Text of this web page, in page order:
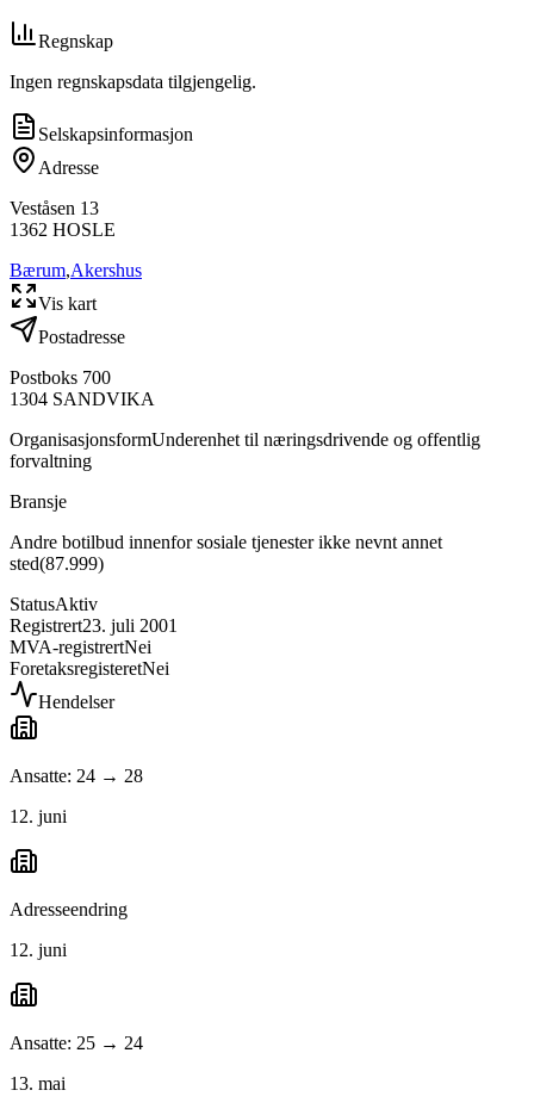
Regnskap
Ingen regnskapsdata tilgjengelig.
Selskapsinformasjon
Adresse
Veståsen 13
1362 HOSLE
Bærum,Akershus
Vis kart
Postadresse
Postboks 700
1304 SANDVIKA
OrganisasjonsformUnderenhet til næringsdrivende og offentlig
forvaltning
Bransje
Andre botilbud innenfor sosiale tjenester ikke nevnt annet
sted(87.999)
StatusAktiv
Registrert23. juli 2001
MVA-registrertNei
ForetaksregisteretNei
Hendelser
Ansatte: 24 → 28
12. juni
Adresseendring
12. juni
Ansatte: 25 → 24
13. mai